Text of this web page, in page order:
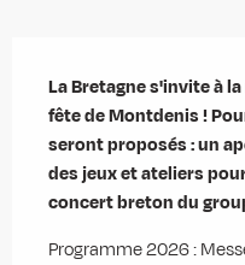
La Bretagne s'invite à
fête de Montdenis !
seront proposés : un
des jeux et ateliers
concert breton du
Programme 2026 :